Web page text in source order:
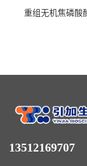
重组无机焦磷酸
13512169707